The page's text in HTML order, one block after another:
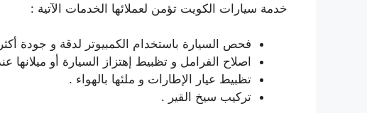
خدمة سيارات الكويت تؤمن لعملائها الخدمات الآتية :
فحص السيارة باستخدام الكمبيوتر لدقة و جودة
اصلاح الفرامل و تظبيط إهتزاز السيارة أو ميلانها
تظبيط عيار الإطارات و ملئها بالهواء .
تركيب سيخ القير .